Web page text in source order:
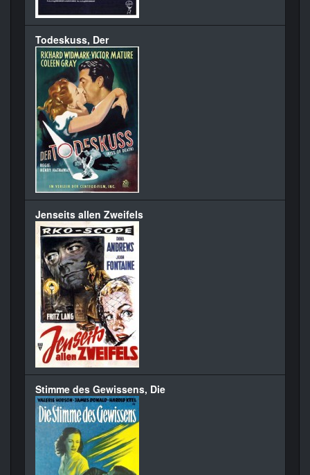
Todeskuss, Der
Jenseits allen Zweifels
Stimme des Gewissens, Die